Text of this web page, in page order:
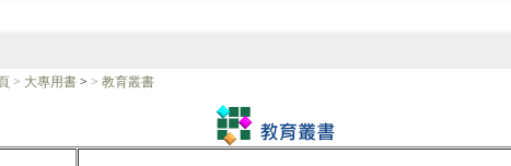
> 大專用書 > > 教育叢書